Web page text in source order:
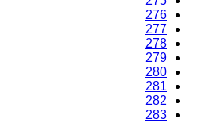
276
277
278
279
280
281
282
283